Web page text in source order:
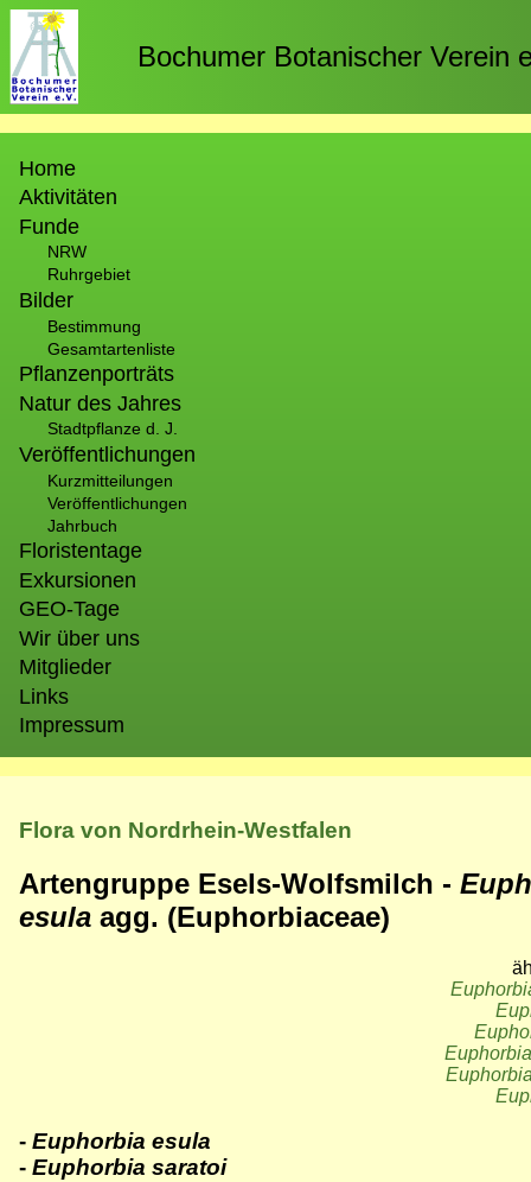
Direkt
zum
Inhalt
Bochumer Botanischer Verein
Home
Aktivitäten
Funde
NRW
Ruhrgebiet
Bilder
Bestimmung
Gesamtartenliste
Pflanzenporträts
Natur des Jahres
Stadtpflanze d. J.
Veröffentlichungen
Kurzmitteilungen
Veröffentlichungen
Jahrbuch
Floristentage
Exkursionen
GEO-Tage
Wir über uns
Mitglieder
Links
Impressum
Flora von Nordrhein-Westfalen
Artengruppe Esels-Wolfsmilch -
esula agg. (Euphorbiaceae)
- Euphorbia esula
- Euphorbia saratoi